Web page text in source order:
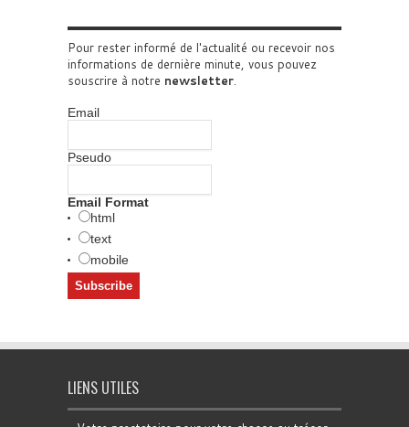
Pour rester informé de l'actualité ou recevoir nos
informations de dernière minute, vous pouvez
souscrire à notre newsletter.
Email
Pseudo
Email Format
html
text
mobile
LIENS UTILES